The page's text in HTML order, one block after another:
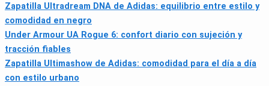
Zapatilla Ultradream DNA de Adidas: equilibrio entre estilo y
comodidad en negro
Under Armour UA Rogue 6: confort diario con sujeción y
tracción fiables
Zapatilla Ultimashow de Adidas: comodidad para el día a día
con estilo urbano